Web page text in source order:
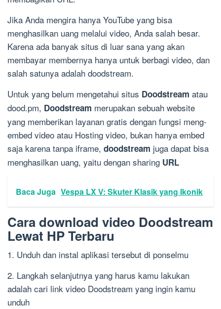
Jika Anda mengira hanya YouTube yang bisa
menghasilkan uang melalui video, Anda salah besar.
Karena ada banyak situs di luar sana yang akan
membayar membernya hanya untuk berbagi video, dan
salah satunya adalah doodstream.
Untuk yang belum mengetahui situs Doodstream atau
dood.pm, Doodstream merupakan sebuah website
yang memberikan layanan gratis dengan fungsi meng-
embed video atau Hosting video, bukan hanya embed
saja karena tanpa iframe, doodstream juga dapat bisa
menghasilkan uang, yaitu dengan sharing URL
Baca Juga Vespa LX V: Skuter Klasik yang Ikonik
Cara download video Doodstream
Lewat HP Terbaru
1. Unduh dan instal aplikasi tersebut di ponselmu
2. Langkah selanjutnya yang harus kamu lakukan
adalah cari link video Doodstream yang ingin kamu
unduh